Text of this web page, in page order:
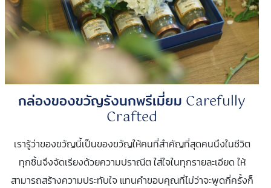
กล่องของขวัญรังนกพรีเมี่ยม Carefully
Crafted
เรารู้ว่าของขวัญนี้เป็นของขวัญให้คนที่สำคัญที่สุดคนนึงในชีวิต
ทุกชิ้นจึงจัดเรียงด้วยความปราณีต ใส่ใจในทุกรายละเอียด ให้
สามารถสร้างความประทับใจ แทนคำขอบคุณที่ไม่ว่าจะพูดกี่ครั้งก็